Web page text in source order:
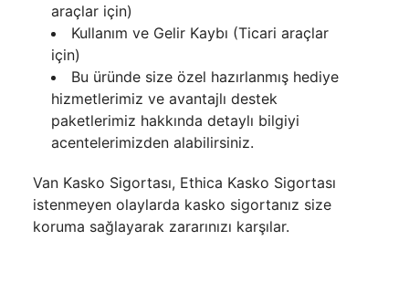
araçlar için)
Kullanım ve Gelir Kaybı (Ticari araçlar
için)
Bu üründe size özel hazırlanmış hediye
hizmetlerimiz ve avantajlı destek
paketlerimiz hakkında detaylı bilgiyi
acentelerimizden alabilirsiniz.
Van Kasko Sigortası, Ethica Kasko Sigortası
istenmeyen olaylarda kasko sigortanız size
koruma sağlayarak zararınızı karşılar.